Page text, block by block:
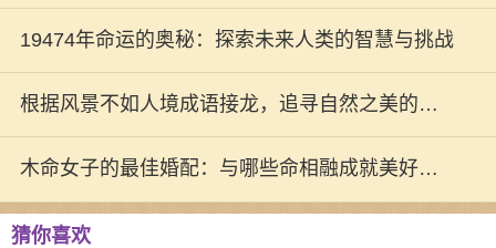
道
19474年命运的奥秘：探索未来人类的智慧与挑战
根据风景不如人境成语接龙，追寻自然之美的旅
程
木命女子的最佳婚配：与哪些命相融成就美好婚
姻
猜你喜欢